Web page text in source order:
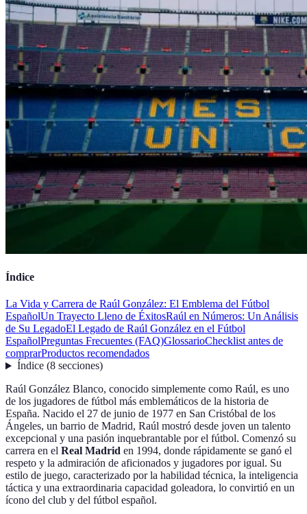
Índice
La Vida y Carrera de Raúl González: El Emblema del Fútbol
EspañolUn Trayecto Lleno de ÉxitosRaúl en Números: Un Análisis
de Su LegadoEl Legado de Raúl González en el Fútbol
EspañolPreguntas Frecuentes (FAQ)GlossarioChecklist antes de
comprarProductos recomendados
Índice(8 secciones)
Raúl González Blanco, conocido simplemente como Raúl, es uno
de los jugadores de fútbol más emblemáticos de la historia de
España. Nacido el 27 de junio de 1977 en San Cristóbal de los
Ángeles, un barrio de Madrid, Raúl mostró desde joven un talento
excepcional y una pasión inquebrantable por el fútbol. Comenzó su
carrera en el Real Madrid en 1994, donde rápidamente se ganó el
respeto y la admiración de aficionados y jugadores por igual. Su
estilo de juego, caracterizado por la habilidad técnica, la inteligencia
táctica y una extraordinaria capacidad goleadora, lo convirtió en un
ícono del club y del fútbol español.